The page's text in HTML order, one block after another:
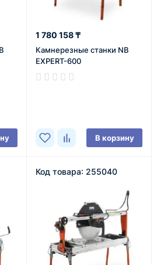
1 780 158 ₸
Камнерезные станки NB
EXPERT-600
В корзину
Код товара: 255040